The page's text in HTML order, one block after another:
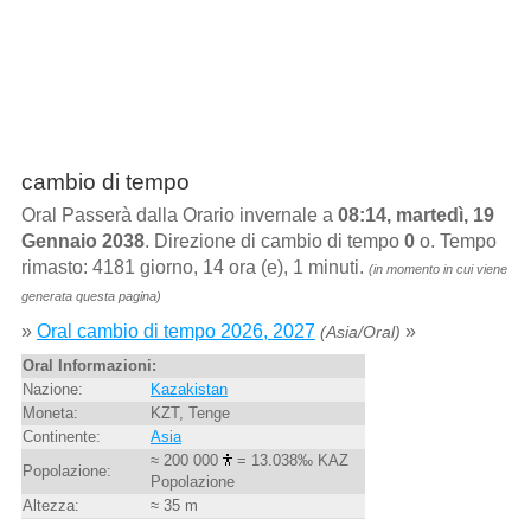
cambio di tempo
Oral Passerà dalla Orario invernale a 08:14, martedì, 19
Gennaio 2038. Direzione di cambio di tempo 0o. Tempo
rimasto: 4181 giorno, 14 ora (e), 1 minuti. (in momento in cui viene
generata questa pagina)
» Oral cambio di tempo 2026, 2027 (Asia/Oral) »
Oral Informazioni:
Nazione:
Kazakistan
Moneta:
KZT, Tenge
Continente:
Asia
Popolazione:
≈ 200 000
= 13.038‰ KAZ
Popolazione
Altezza:
≈ 35 m